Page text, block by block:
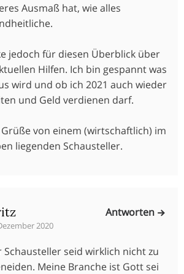
Ausmaß hat, wie alles
jedoch für diesen Überblick über
Hilfen. Ich bin gespannt was
wird und ob ich 2021 auch wieder
und Geld verdienen darf.
von einem (wirtschaftlich) im
liegenden Schausteller.
2020
Schausteller seid wirklich nicht zu
Meine Branche ist Gott sei
Antworten